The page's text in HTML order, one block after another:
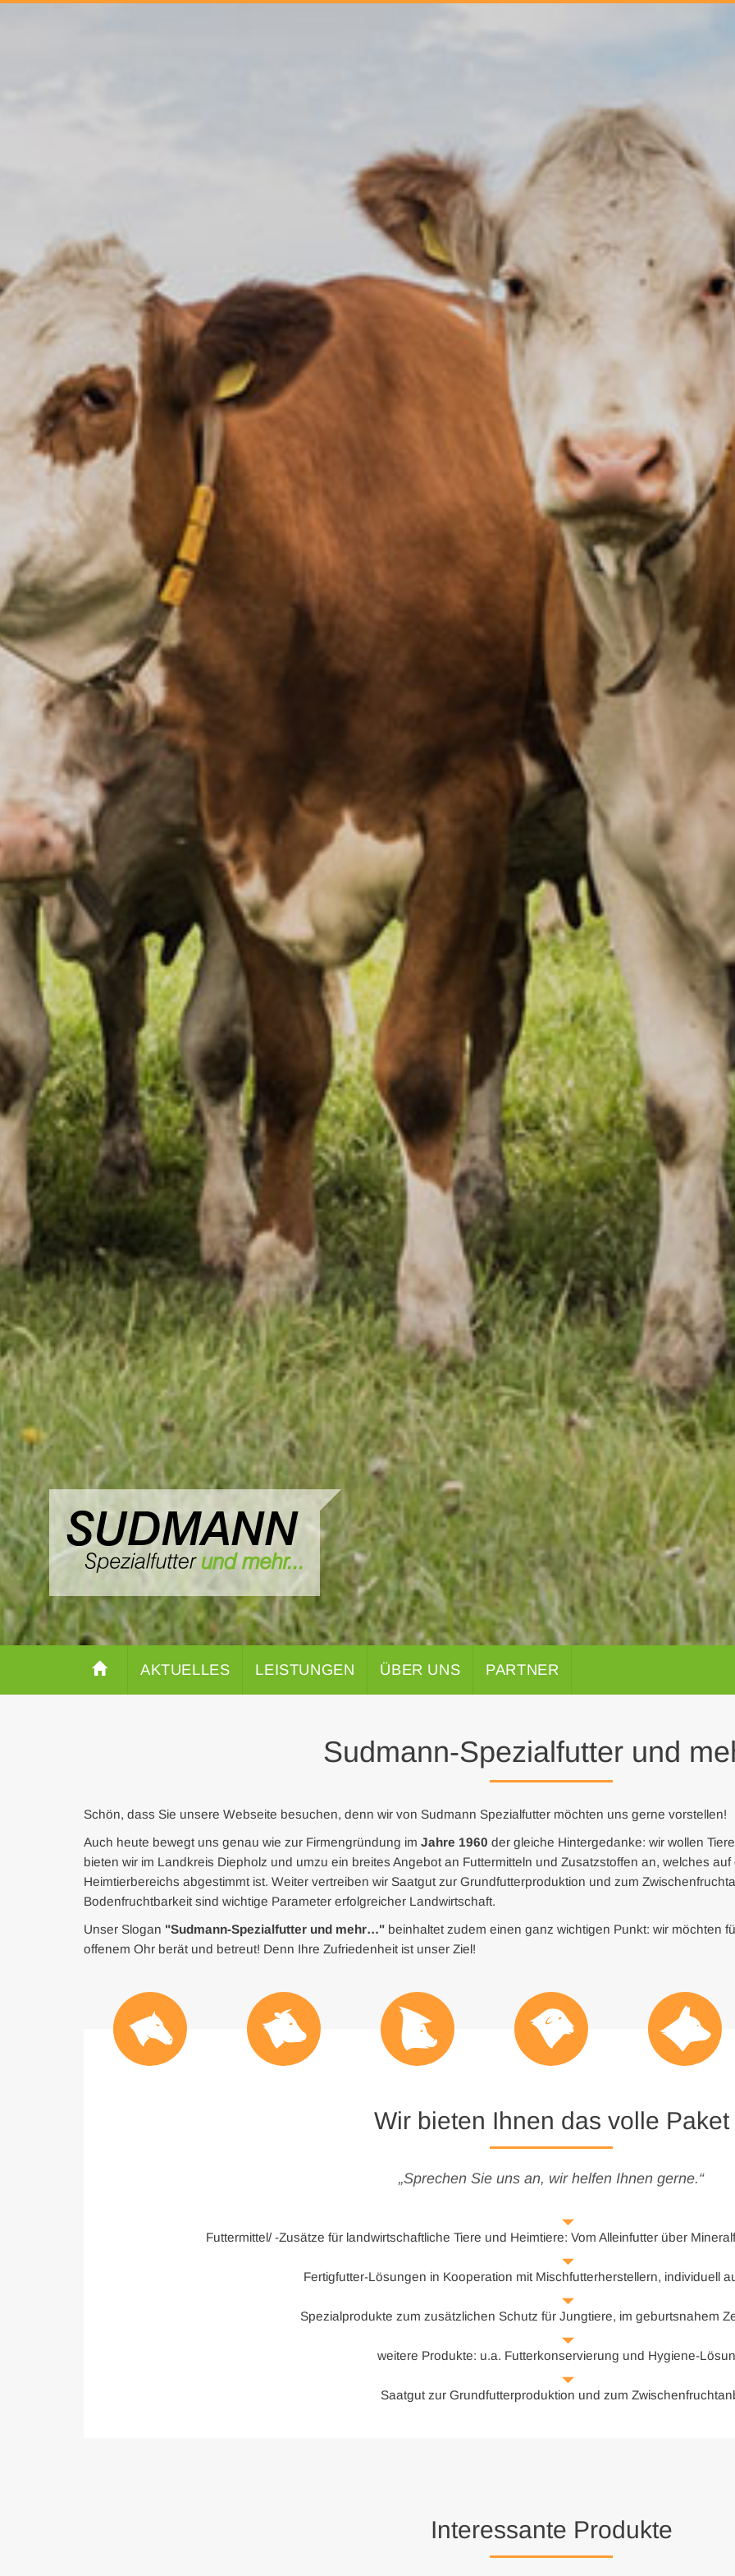
AKTUELLES LEISTUNGEN ÜBER UNS PARTNER
Sudmann-Spezialfutter und
Schön, dass Sie unsere Webseite besuchen, denn wir von Sudmann Spezialfutter möchten uns gerne vorstellen!
Auch heute bewegt uns genau wie zur Firmengründung im Jahre 1960 der gleiche Hintergedanke: wir wollen
bieten wir im Landkreis Diepholz und umzu ein breites Angebot an Futtermitteln und Zusatzstoffen an, welches
Heimtierbereichs abgestimmt ist. Weiter vertreiben wir Saatgut zur Grundfutterproduktion und zum
Bodenfruchtbarkeit sind wichtige Parameter erfolgreicher Landwirtschaft.
Unser Slogan "Sudmann-Spezialfutter und mehr…" beinhaltet zudem einen ganz wichtigen Punkt: wir möchten
offenem Ohr berät und betreut! Denn Ihre Zufriedenheit ist unser Ziel!
Wir bieten Ihnen das volle Paket
„Sprechen Sie uns an, wir helfen Ihnen gerne.“
Futtermittel/ -Zusätze für landwirtschaftliche Tiere und Heimtiere: Vom Alleinfutter über
Fertigfutter-Lösungen in Kooperation mit Mischfutterherstellern, individuell
Spezialprodukte zum zusätzlichen Schutz für Jungtiere, im geburtsnahem
weitere Produkte: u.a. Futterkonservierung und Hygiene-
Saatgut zur Grundfutterproduktion und zum
Interessante Produkte